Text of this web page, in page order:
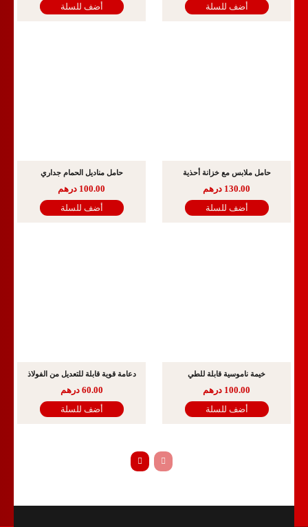
أضف للسلة
أضف للسلة
حامل ملابس مع خزانة أحذية
130.00 درهم
أضف للسلة
حامل مناديل الحمام جداري
100.00 درهم
أضف للسلة
خيمة ناموسية قابلة للطي
100.00 درهم
أضف للسلة
دعامة قوية قابلة للتعديل من الفولاذ
60.00 درهم
أضف للسلة